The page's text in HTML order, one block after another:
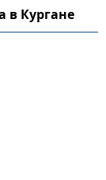
в Кургане